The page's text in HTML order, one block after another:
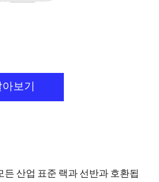
보기
든 산업 표준 랙과 선반과 호환됩